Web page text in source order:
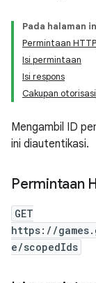
Pada halaman
Permintaan HTTP
Isi permintaan
Isi respons
Cakupan otorisasi
Mengambil ID
ini diautentikasi.
Permintaan
GET
https://
e/scopedIds